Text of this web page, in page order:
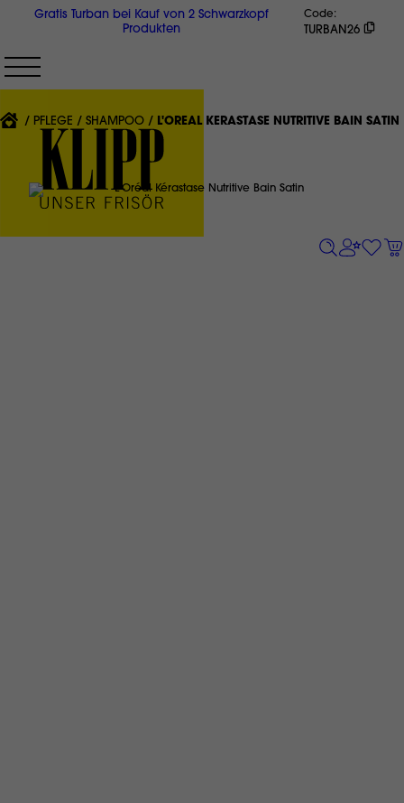
Gratis Turban bei Kauf von 2 Schwarzkopf
Produkten
Code
TURBAN26
PFLEGE SHAMPOO {'CURRENT'|T}:
L'ORÉAL KÉRASTASE NUTRITIVE BAIN SATIN